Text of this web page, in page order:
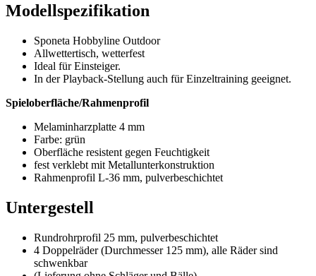
Modellspezifikation
Sponeta Hobbyline Outdoor
Allwettertisch, wetterfest
Ideal für Einsteiger.
In der Playback-Stellung auch für Einzeltraining geeignet.
Spieloberfläche/Rahmenprofil
Melaminharzplatte 4 mm
Farbe: grün
Oberfläche resistent gegen Feuchtigkeit
fest verklebt mit Metallunterkonstruktion
Rahmenprofil L-36 mm, pulverbeschichtet
Untergestell
Rundrohrprofil 25 mm, pulverbeschichtet
4 Doppelräder (Durchmesser 125 mm), alle Räder sind
schwenkbar